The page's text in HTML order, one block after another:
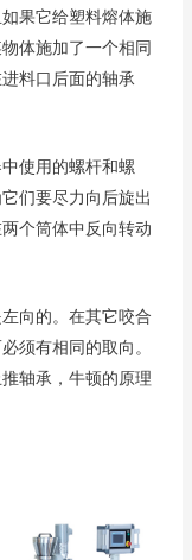
果它给塑料熔体施
体施加了一个相同
料口后面的轴承
使用的螺杆和螺
们要尽力向后旋出
个筒体中反向转动
向的。在其它咬合
须有相同的取向。
轴承，牛顿的原理